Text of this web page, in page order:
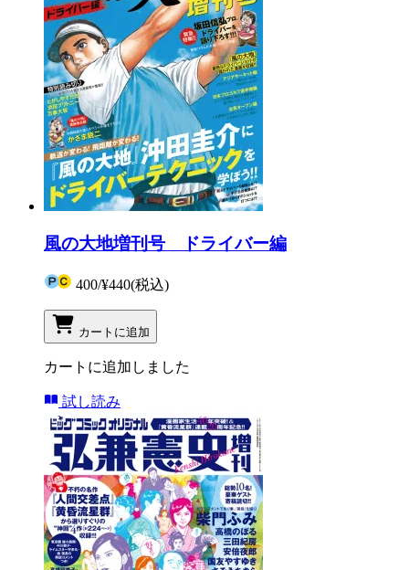
風の大地増刊号 ドライバー編
400/¥440(税込)
カートに追加
カートに追加しました
試し読み